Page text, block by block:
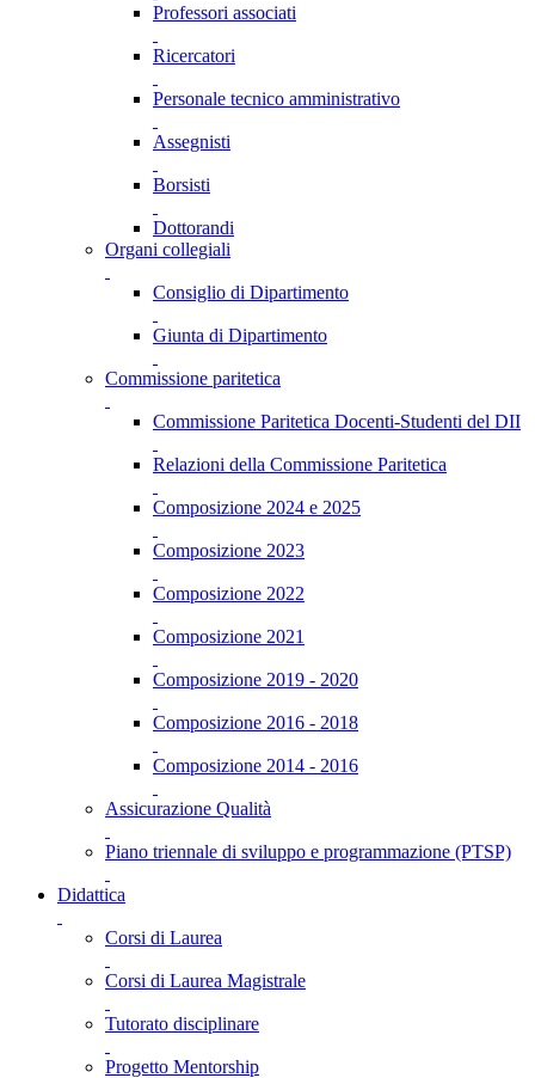
Professori associati
Ricercatori
Personale tecnico amministrativo
Assegnisti
Borsisti
Dottorandi
Organi collegiali
Consiglio di Dipartimento
Giunta di Dipartimento
Commissione paritetica
Commissione Paritetica Docenti-Studenti del DII
Relazioni della Commissione Paritetica
Composizione 2024 e 2025
Composizione 2023
Composizione 2022
Composizione 2021
Composizione 2019 - 2020
Composizione 2016 - 2018
Composizione 2014 - 2016
Assicurazione Qualità
Piano triennale di sviluppo e programmazione (PTSP)
Didattica
Corsi di Laurea
Corsi di Laurea Magistrale
Tutorato disciplinare
Progetto Mentorship